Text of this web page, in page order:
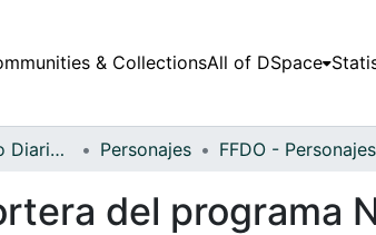
& CollectionsAll of DSpace
Fondo Fotográfico Diario Occidente Personajes
del programa